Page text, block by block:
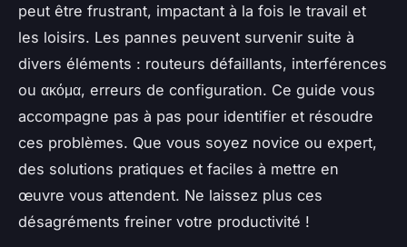
peut être frustrant, impactant à la fois le travail et
les loisirs. Les pannes peuvent survenir suite à
divers éléments : routeurs défaillants, interférences
ou ακόμα, erreurs de configuration. Ce guide vous
accompagne pas à pas pour identifier et résoudre
ces problèmes. Que vous soyez novice ou expert,
des solutions pratiques et faciles à mettre en
œuvre vous attendent. Ne laissez plus ces
désagréments freiner votre productivité !